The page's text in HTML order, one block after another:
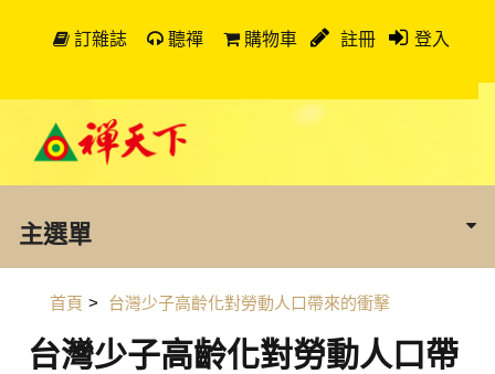
訂雜誌 聽禪 購物車 註冊 登入
主選單
首頁 > 台灣少子高齡化對勞動人口帶來的衝擊
台灣少子高齡化對勞動人口帶